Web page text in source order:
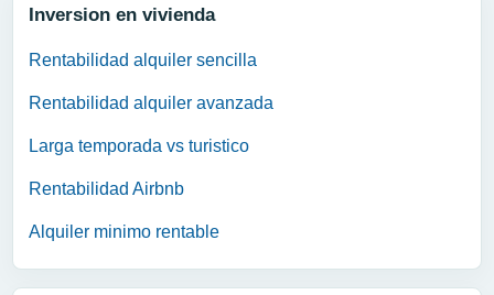
Inversion en vivienda
Rentabilidad alquiler sencilla
Rentabilidad alquiler avanzada
Larga temporada vs turistico
Rentabilidad Airbnb
Alquiler minimo rentable